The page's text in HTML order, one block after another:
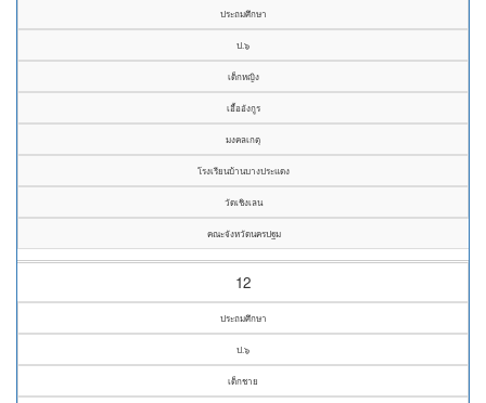
ประถมศึกษา
ป.๖
เด็กหญิง
เอื้ออังกูร
มงคลเกตุ
โรงเรียนบ้านบางประแดง
วัดเชิงเลน
คณะจังหวัดนครปฐม
12
ประถมศึกษา
ป.๖
เด็กชาย